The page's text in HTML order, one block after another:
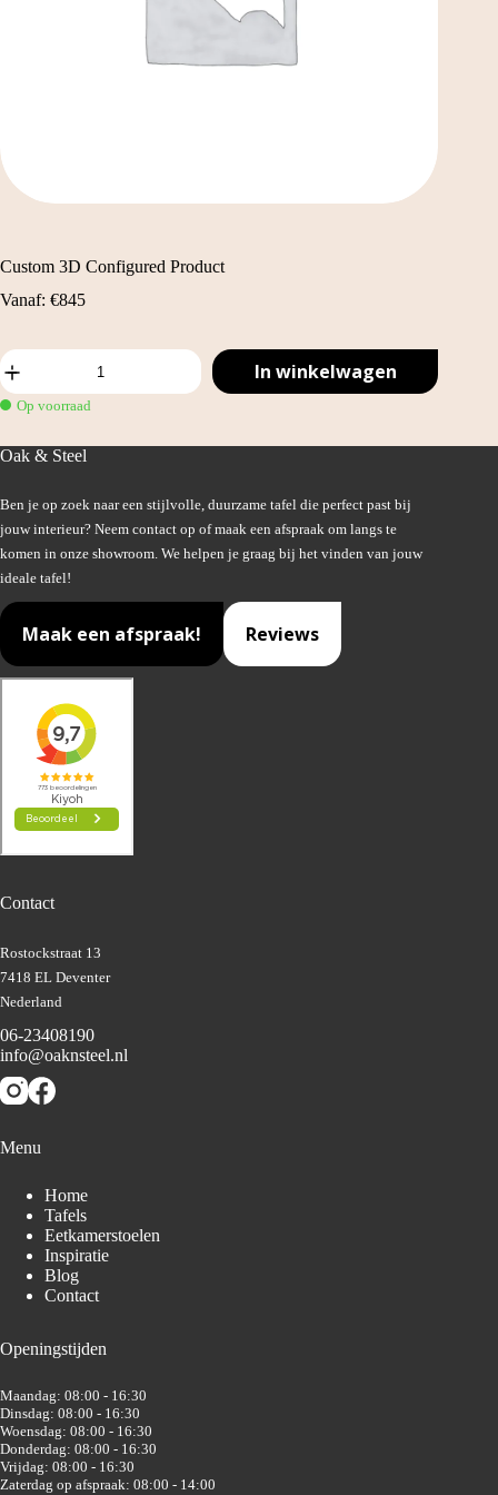
Custom 3D Configured Product
Vanaf: €845
Custom
3D
Configured
Product
In winkelwagen
Op voorraad
Oak & Steel
Ben je op zoek naar een stijlvolle, duurzame tafel die perfect past bij
jouw interieur? Neem contact op of maak een afspraak om langs te
komen in onze showroom. We helpen je graag bij het vinden van jouw
ideale tafel!
Maak een afspraak! Reviews
Contact
Rostockstraat 13
7418 EL Deventer
Nederland
06-23408190
info@oaknsteel.nl
Menu
Home
Tafels
Eetkamerstoelen
Inspiratie
Blog
Contact
Openingstijden
Maandag: 08:00 - 16:30
Dinsdag: 08:00 - 16:30
Woensdag: 08:00 - 16:30
Donderdag: 08:00 - 16:30
Vrijdag: 08:00 - 16:30
Zaterdag op afspraak: 08:00 - 14:00